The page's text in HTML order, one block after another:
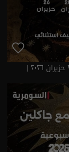
اسرار الفلك مع جاكلين عقيقي | من ٢٠ الى ٢٦ حزيران ٢٠٢٦ |